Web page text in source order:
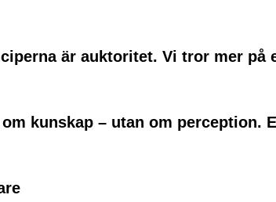
är auktoritet. Vi tror mer på
kunskap – utan om perception.